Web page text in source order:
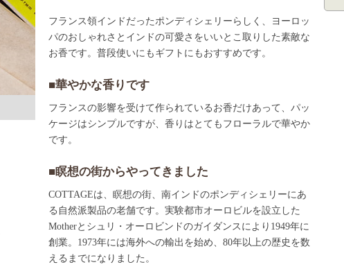
フランス領インドだったポンディシェリーらしく、ヨーロッ
パのおしゃれさとインドの可愛さをいいとこ取りした素敵な
お香です。普段使いにもギフトにもおすすめです。
■華やかな香りです
フランスの影響を受けて作られているお香だけあって、パッ
ケージはシンプルですが、香りはとてもフローラルで華やか
です。
■瞑想の街からやってきました
COTTAGEは、瞑想の街、南インドのポンディシェリーにあ
る自然派製品の老舗です。実験都市オーロビルを設立した
Motherとシュリ・オーロビンドのガイダンスにより1949年に
創業。1973年には海外への輸出を始め、80年以上の歴史を数
えるまでになりました。